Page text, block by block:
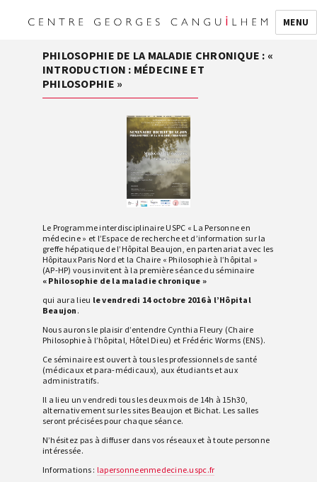
MENU
PHILOSOPHIE DE LA MALADIE CHRONIQUE : «
INTRODUCTION : MÉDECINE ET
PHILOSOPHIE »
Le Programme interdisciplinaire USPC « La Personne en
médecine » et l’Espace de recherche et d’information sur la
greffe hépatique de l’Hôpital Beaujon, en partenariat avec les
Hôpitaux Paris Nord et la Chaire « Philosophie à l’hôpital »
(AP-HP) vous invitent à la première séance du séminaire
« Philosophie de la maladie chronique »
qui aura lieu le vendredi 14 octobre 2016 à l’Hôpital
Beaujon .
Nous aurons le plaisir d’entendre Cynthia Fleury (Chaire
Philosophie à l’hôpital, Hôtel Dieu) et Frédéric Worms (ENS).
Ce séminaire est ouvert à tous les professionnels de santé
(médicaux et para-médicaux), aux étudiants et aux
administratifs.
Il a lieu un vendredi tous les deux mois de 14h à 15h30,
alternativement sur les sites Beaujon et Bichat. Les salles
seront précisées pour chaque séance.
N’hésitez pas à diffuser dans vos réseaux et à toute personne
intéressée.
Informations : lapersonneenmedecine.uspc.fr